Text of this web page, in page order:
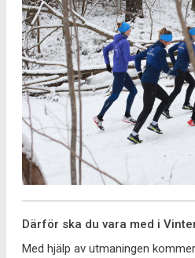
Därför ska du vara med i
Med hjälp av utmaningen